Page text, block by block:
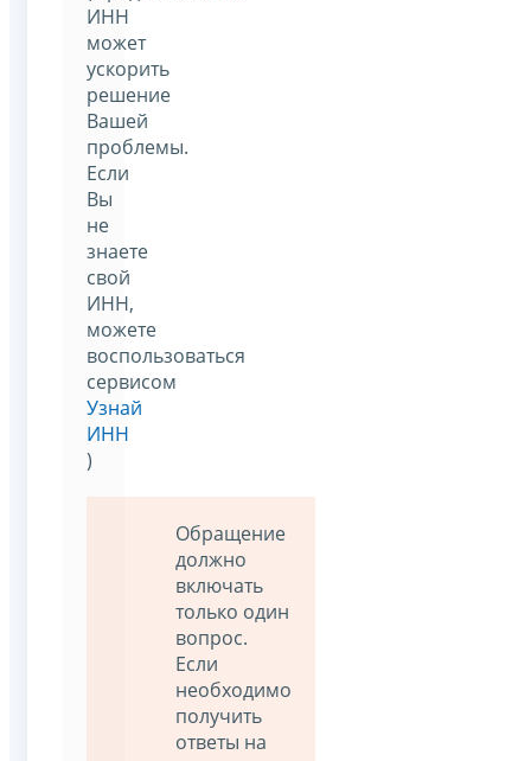
ИНН
может
ускорить
решение
Вашей
проблемы.
Если
Вы
не
знаете
свой
ИНН,
можете
воспользоваться
сервисом
Узнай
ИНН
)
Обращение
должно
включать
только один
вопрос.
Если
необходимо
получить
ответы на